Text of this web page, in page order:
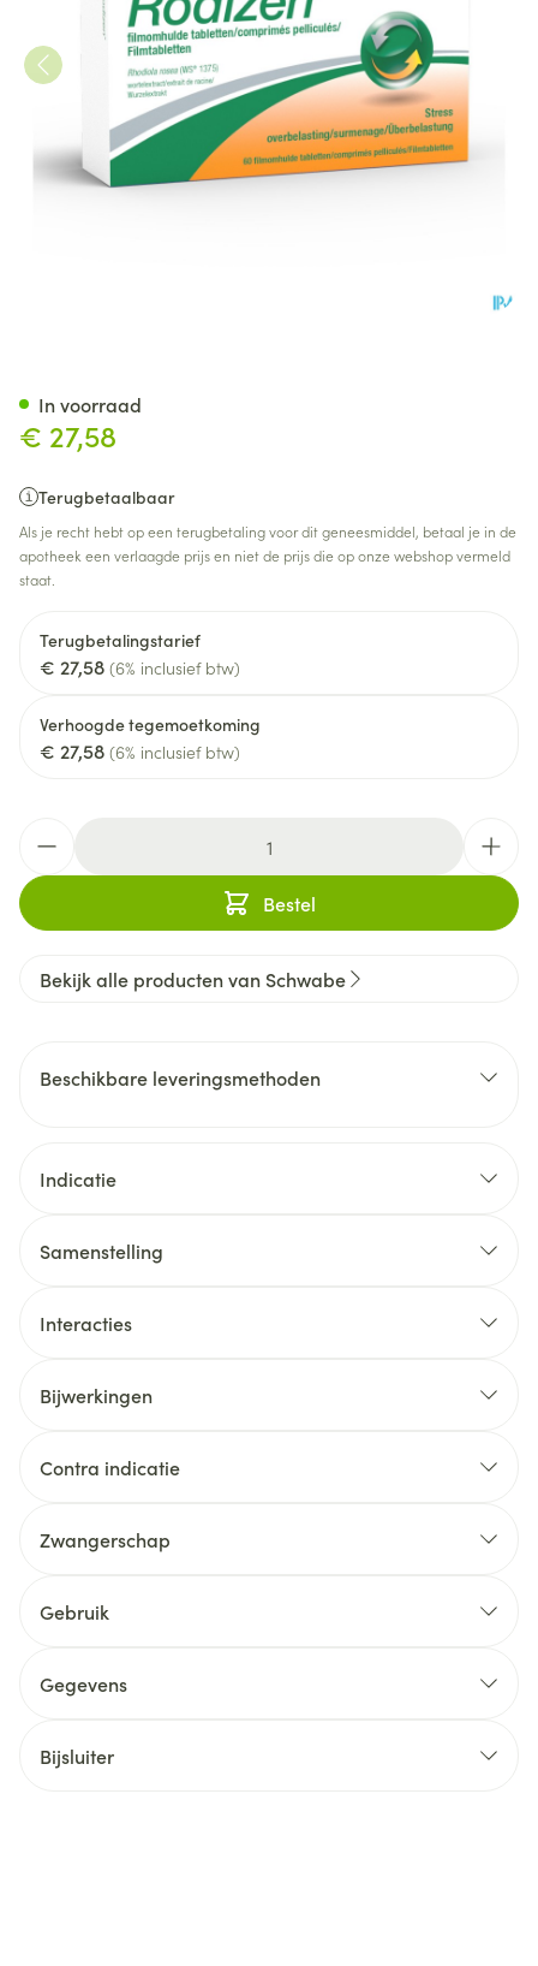
€ 27,58
Terugbetaalbaar
Als je recht hebt op een terugbetaling voor dit geneesmiddel, betaal je in de
apotheek een verlaagde prijs en niet de prijs die op onze webshop vermeld
staat.
Terugbetalingstarief
€ 27,58 (6% inclusief btw)
Verhoogde tegemoetkoming
€ 27,58 (6% inclusief btw)
Bestel
In voorraad
Bekijk alle producten van Schwabe
Beschikbare leveringsmethoden
Indicatie
Samenstelling
Interacties
Bijwerkingen
Contra indicatie
Zwangerschap
Gebruik
Gegevens
Bijsluiter